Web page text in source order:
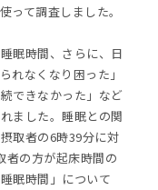
って調査しました。
眠時間、さらに、日
れなくなり困った」
できなかった」など
ました。睡眠との関
取者の6時39分に対
者の方が起床時間の
眠時間」について